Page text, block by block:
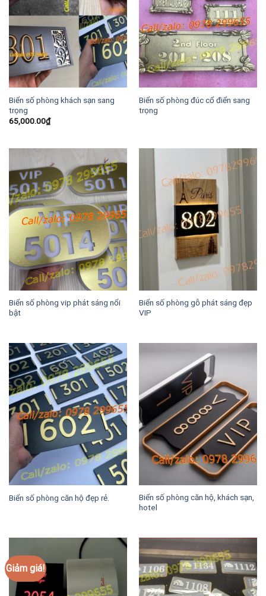
Biển số phòng khách sạn sang
trọng
65,000.00₫
Biển số phòng đúc cổ điển sang
trọng
Biển số phòng vip phát sáng nổi
bật
Biển số phòng gỗ phát sáng đẹp
VIP
Biển số phòng căn hộ đẹp rẻ.
Biển số phòng căn hộ, khách sạn,
hotel
Giảm giá!